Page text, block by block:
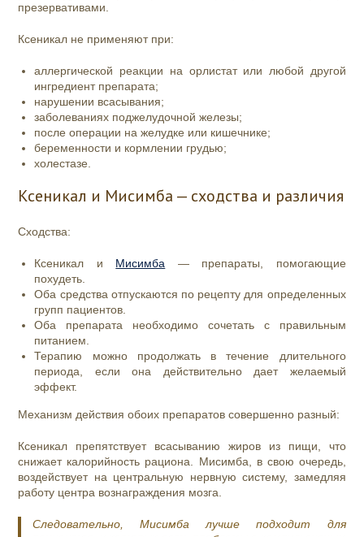
презервативами.
Ксеникал не применяют при:
аллергической реакции на орлистат или любой другой
ингредиент препарата;
нарушении всасывания;
заболеваниях поджелудочной железы;
после операции на желудке или кишечнике;
беременности и кормлении грудью;
холестазе.
Ксеникал и Мисимба — сходства и различия
Сходства:
Ксеникал и Мисимба — препараты, помогающие
похудеть.
Оба средства отпускаются по рецепту для определенных
групп пациентов.
Оба препарата необходимо сочетать с правильным
питанием.
Терапию можно продолжать в течение длительного
периода, если она действительно дает желаемый
эффект.
Механизм действия обоих препаратов совершенно разный:
Ксеникал препятствует всасыванию жиров из пищи, что
снижает калорийность рациона. Мисимба, в свою очередь,
воздействует на центральную нервную систему, замедляя
работу центра вознаграждения мозга.
Следовательно, Мисимба лучше подходит для